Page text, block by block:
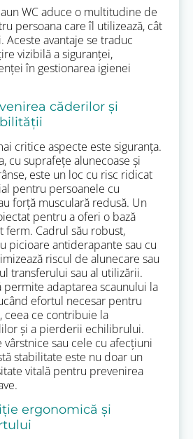
WC aduce o multitudine de
persoana care îl utilizează, cât
avantaje se traduc
vizibilă a siguranței,
în gestionarea igienei
căderilor și
critice aspecte este siguranța.
cu suprafețe alunecoase și
este un loc cu risc ridicat
pentru persoanele cu
forță musculară redusă. Un
pentru a oferi o bază
ferm. Cadrul său robust,
picioare antiderapante sau cu
riscul de alunecare sau
transferului sau al utilizării.
adaptarea scaunului la
efortul necesar pentru
ceea ce contribuie la
și a pierderii echilibrului.
sau cele cu afecțiuni
stabilitate este nu doar un
vitală pentru prevenirea
ergonomică și